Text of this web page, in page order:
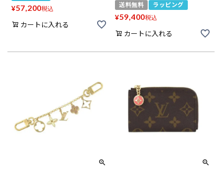
¥57,200税込
カートに入れる
送料無料 ラッピング
¥59,400税込
カートに入れる